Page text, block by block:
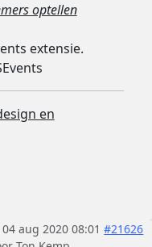
optellen
extensie.
en
04 aug 2020 08:01 #21626